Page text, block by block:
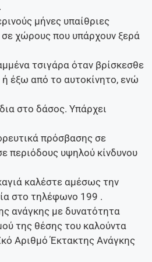
μήνες υπαίθριες
χώρους που υπάρχουν ξερά
τσιγάρα όταν βρίσκεσθε
έξω από το αυτοκίνητο, ενώ
στο δάσος. Υπάρχει
πρόσβασης σε
περιόδους υψηλού κίνδυνου
καλέστε αμέσως την
στο τηλέφωνο 199 .
ανάγκης με δυνατότητα
της θέσης του καλούντα
Αριθμό Έκτακτης Ανάγκης